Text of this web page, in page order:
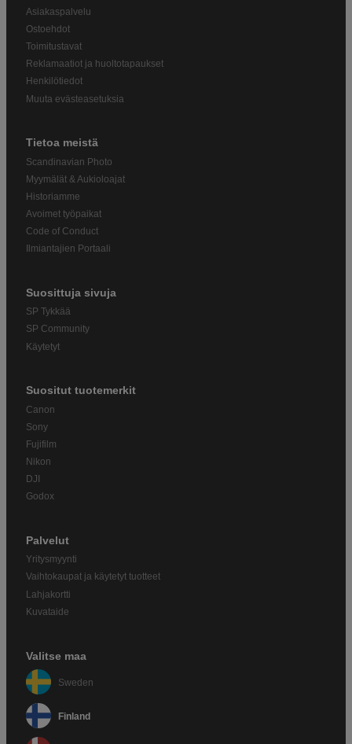
Asiakaspalvelu
Ostoehdot
Toimitustavat
Reklamaatiot ja huoltotapaukset
Henkilötiedot
Muuta evästeasetuksia
Tietoa meistä
Scandinavian Photo
Myymälät & Aukioloajat
Historiamme
Avoimet työpaikat
Code of Conduct
Ilmiantajien Portaali
Suosittuja sivuja
SP Tykkää
SP Community
Käytetyt
Suositut tuotemerkit
Canon
Sony
Fujifilm
Nikon
DJI
Godox
Palvelut
Yritysmyynti
Vaihtokaupat ja käytetyt tuotteet
Lahjakortti
Kuvataide
Valitse maa
Sweden
Finland